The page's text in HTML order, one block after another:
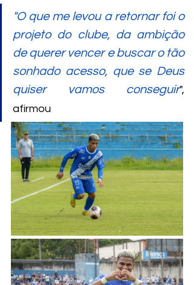
"O que me levou a retornar foi o
projeto do clube, da ambição
de querer vencer e buscar o tão
sonhado acesso, que se Deus
quiser vamos conseguir",
afirmou